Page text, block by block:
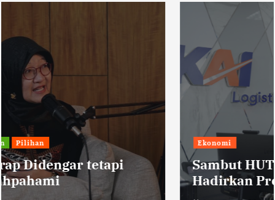
Ekonomi
Sambut HUT RI, KAI Logistik
Hadirkan Promo ‘Merdeka Ongkir’